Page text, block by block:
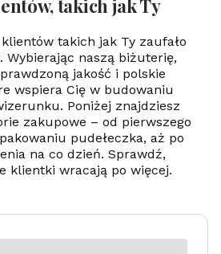
takich jak Ty
takich jak Ty zaufało
Wybierając naszą biżuterię,
jakość i polskie
wspiera Cię w budowaniu
Poniżej znajdziesz
zakupowe – od pierwszego
pudełeczka, aż po
na co dzień. Sprawdź,
klientki wracają po więcej.